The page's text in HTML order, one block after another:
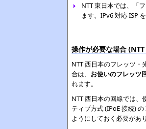
NTT 東日本では、「
ます。IPv6 対応 ISP
操作が必要な場合
NTT 西日本のフレッツ
合は、 お使いのフレッツ
れます。
NTT 西日本の回線では
ティブ方式 (IPoE 接続)
ようにしておく必要があ